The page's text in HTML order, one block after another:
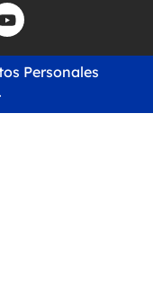
Personales